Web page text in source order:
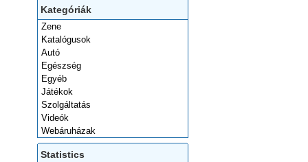
Kategóriák
Zene
Katalógusok
Autó
Egészség
Egyéb
Játékok
Szolgáltatás
Videók
Webáruházak
Statistics